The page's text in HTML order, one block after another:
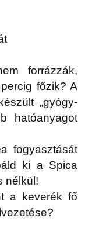
forrázzák,
főzik? A
„gyógy-
hatóanyagot
fogyasztását
ki a Spica
nélkül!
a keverék fő